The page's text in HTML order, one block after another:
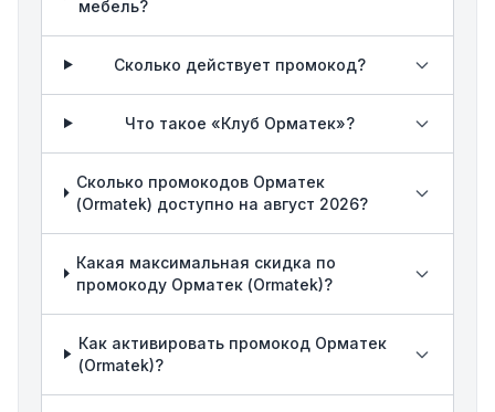
мебель?
Сколько действует промокод?
Что такое «Клуб Орматек»?
Сколько промокодов Орматек
(Ormatek) доступно на август 2026?
Какая максимальная скидка по
промокоду Орматек (Ormatek)?
Как активировать промокод Орматек
(Ormatek)?